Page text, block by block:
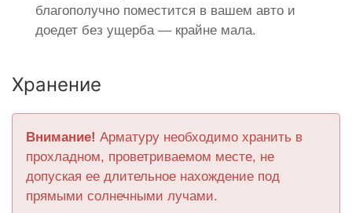
благополучно поместится в вашем авто и
доедет без ущерба — крайне мала.
Хранение
Внимание! Арматуру необходимо хранить в
прохладном, проветриваемом месте, не
допуская ее длительное нахождение под
прямыми солнечными лучами.